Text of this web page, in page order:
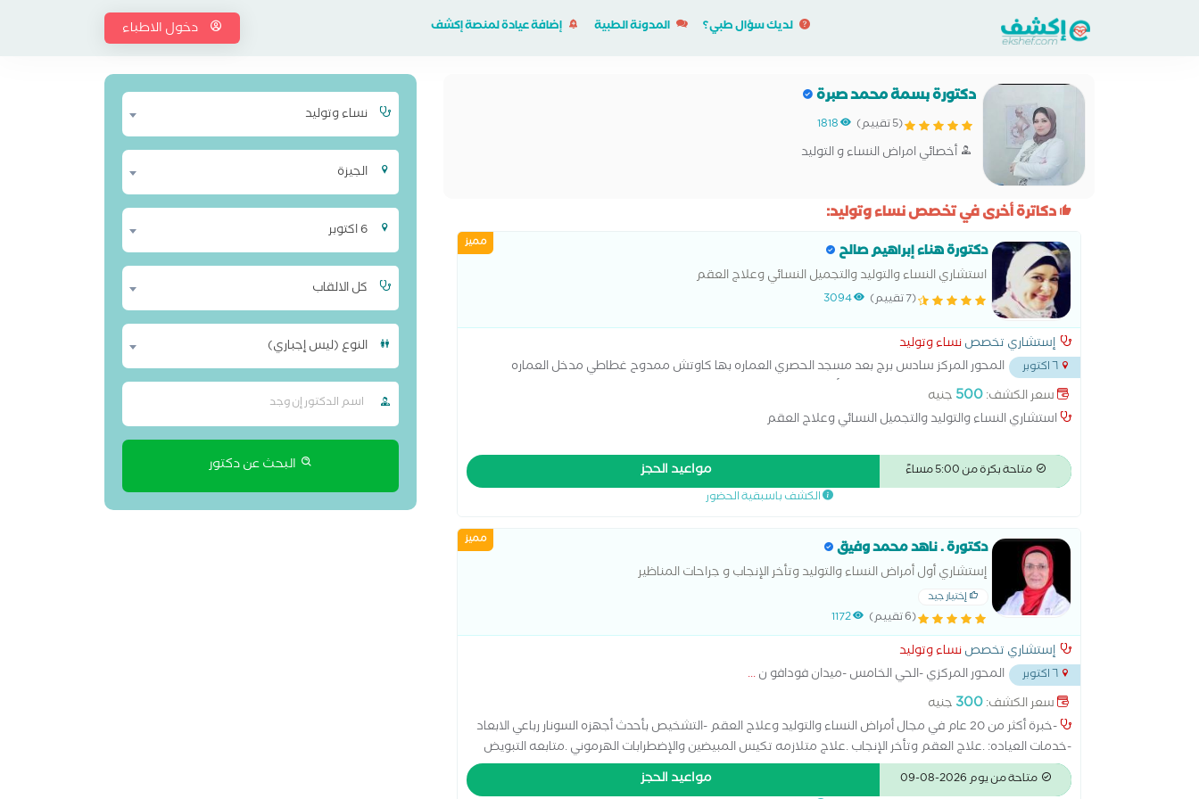
لديك سؤال طبي؟ المدونة الطبية إضافة عيادة لمنصة إكشف دخول الاطباء
دكتورة بسمة محمد صبرة
(5 تقييم) 1818
أخصائي امراض النساء و التوليد
دكاترة أخرى في تخصص نساء وتوليد:
مميز دكتورة هناء إبراهيم صالح
استشاري النساء والتوليد والتجميل النسائي وعلاج العقم
(7 تقييم) 3094
إستشاري تخصصنساء وتوليد
المحور المركز سادس برج بعد مسجد الحصري العماره بها كاوتش ممدوح غطاطي مدخل العماره
جانبي بالممر بين بازار الجامعه وممدوح غطاطي أعلي صيدليه د.نيفين
سعر الكشف:500 جنيه
استشاري النساء والتوليد والتجميل النسائي وعلاج العقم
متاحة بكرة من 5:00 مساءً مواعيد الحجز
الكشف باسبقية الحضور
مميز دكتورة . ناهد محمد وفيق
إستشاري أول أمراض النساء والتوليد وتأخر الإنجاب و جراحات المناظير
إختيار جيد
(6 تقييم) 1172
إستشاري تخصصنساء وتوليد
المحور المركزي -الحي الخامس -ميدان فودافو ن...
سعر الكشف:300 جنيه
-خبرة أكثر من 20 عام في مجال أمراض النساء والتوليد وعلاج العقم -التشخيص بأحدث أجهزه السونار رباعي الابعاد
-خدمات العياده: .علاج العقم وتأخر الإنجاب .علاج متلازمه تكيس المبيضين والإضطرابات الهرموني .متابعه التبويض
وتحديد أيام الحمل .متابعه الحمل بأحدث أجهزه السونار رباعيي الأبعاد والديار الملون .متابعه الحمل الحرج والولاده
المبكرة والاجهاض المتكرر .الكشف عن العيوب الخلقيه في الجنين وتشخيص متلازمه داون .الولادات القيصريه بدون
متاحة من يوم 2026-08-09 مواعيد الحجز
نساء وتوليد
الجيزة
6 اكتوبر
كل الالقاب
النوع (ليس إجباري)
البحث عن دكتور